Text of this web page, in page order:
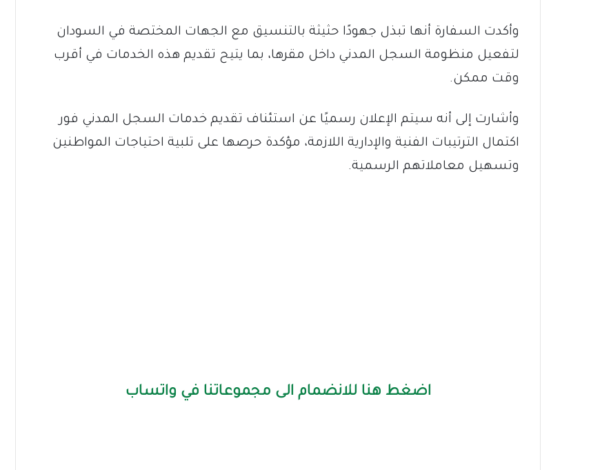
وأكدت السفارة أنها تبذل جهودًا حثيثة بالتنسيق مع الجهات المختصة في السودان
لتفعيل منظومة السجل المدني داخل مقرها، بما يتيح تقديم هذه الخدمات في أقرب
وقت ممكن.
وأشارت إلى أنه سيتم الإعلان رسميًا عن استئناف تقديم خدمات السجل المدني فور
اكتمال الترتيبات الفنية والإدارية اللازمة، مؤكدة حرصها على تلبية احتياجات المواطنين
وتسهيل معاملاتهم الرسمية.
اضغط هنا للانضمام الى مجموعاتنا في واتساب